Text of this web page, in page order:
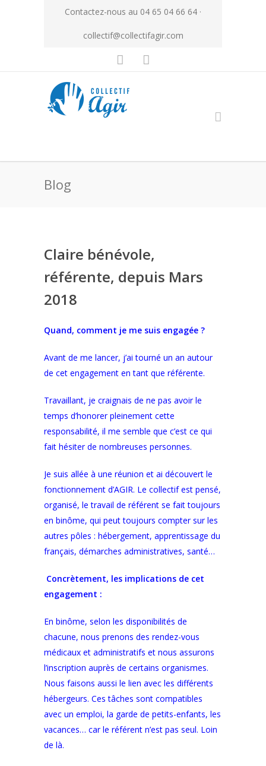
Contactez-nous au 04 65 04 66 64 ·
collectif@collectifagir.com
Blog
Claire bénévole,
référente, depuis Mars
2018
Quand, comment je me suis engagée ?
Avant de me lancer, j’ai tourné un an autour
de cet engagement en tant que référente.
Travaillant, je craignais de ne pas avoir le
temps d’honorer pleinement cette
responsabilité, il me semble que c’est ce qui
fait hésiter de nombreuses personnes.
Je suis allée à une réunion et ai découvert le
fonctionnement d’AGIR. Le collectif est pensé,
organisé, le travail de référent se fait toujours
en binôme, qui peut toujours compter sur les
autres pôles : hébergement, apprentissage du
français, démarches administratives, santé…
Concrètement, les implications de cet
engagement :
En binôme, selon les disponibilités de
chacune, nous prenons des rendez-vous
médicaux et administratifs et nous assurons
l’inscription auprès de certains organismes.
Nous faisons aussi le lien avec les différents
hébergeurs. Ces tâches sont compatibles
avec un emploi, la garde de petits-enfants, les
vacances… car le référent n’est pas seul. Loin
de là.